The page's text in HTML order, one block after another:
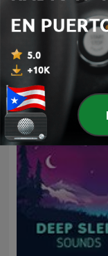
Frozen Bedtime
Más
la familia